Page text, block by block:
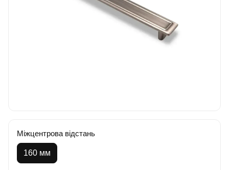
Міжцентрова відстань
160 мм